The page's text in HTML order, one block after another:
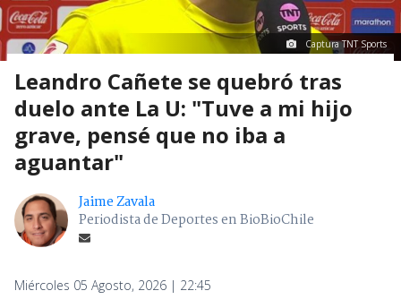
Captura TNT Sports
Leandro Cañete se quebró tras
duelo ante La U: "Tuve a mi hijo
grave, pensé que no iba a
aguantar"
Jaime Zavala
Periodista de Deportes en BioBioChile
Miércoles 05 Agosto, 2026 | 22:45